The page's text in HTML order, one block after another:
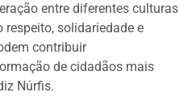
entre diferentes culturas
respeito, solidariedade e
contribuir
de cidadãos mais
Núrfis.